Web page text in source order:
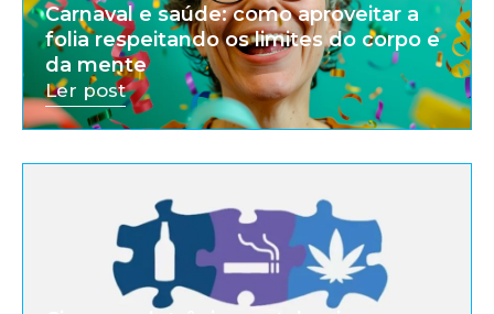
Carnaval e saúde: como aproveitar a
folia respeitando os limites do corpo e
da mente
Ler post